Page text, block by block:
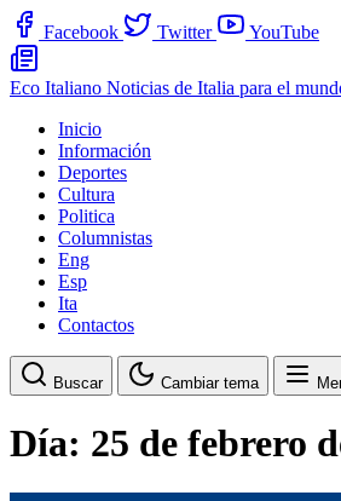
Facebook Twitter YouTube
Eco Italiano Noticias de Italia para el
Inicio
Información
Deportes
Cultura
Politica
Columnistas
Eng
Esp
Ita
Contactos
Buscar Cambiar tema
Día: 25 de febrero